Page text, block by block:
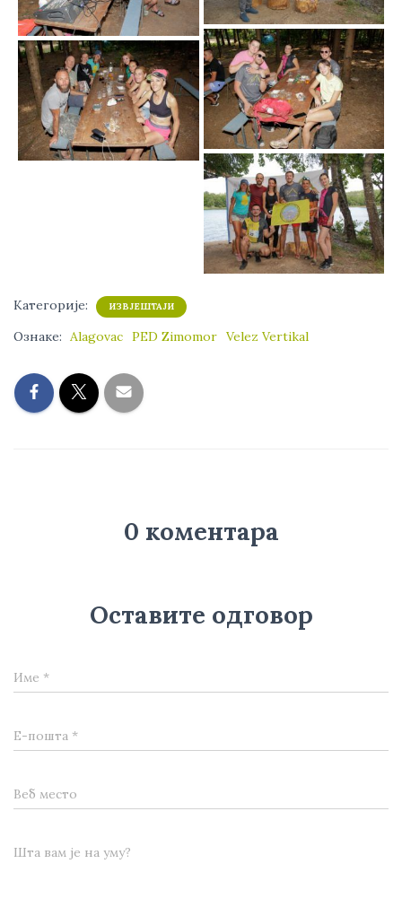
Категорије: ИЗВЈЕШТАЈИ
Ознаке: Alagovac PED Zimomor Velez Vertikal
0 коментара
Оставите одговор
Име *
Е-пошта *
Веб место
Шта вам је на уму?